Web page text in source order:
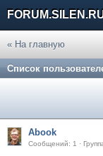
« На главную
Список
Abook